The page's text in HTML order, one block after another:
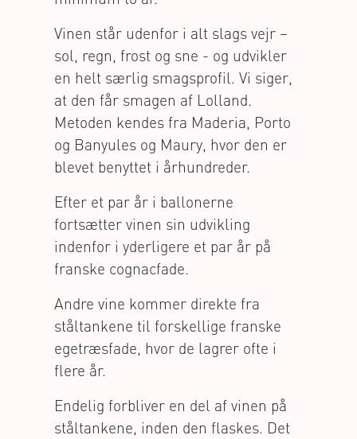
Vinen står udenfor i alt slags vejr –
sol, regn, frost og sne - og udvikler
en helt særlig smagsprofil. Vi siger,
at den får smagen af Lolland.
Metoden kendes fra Maderia, Porto
og Banyules og Maury, hvor den er
blevet benyttet i århundreder.
Efter et par år i ballonerne
fortsætter vinen sin udvikling
indenfor i yderligere et par år på
franske cognacfade.
Andre vine kommer direkte fra
ståltankene til forskellige franske
egetræsfade, hvor de lagrer ofte i
flere år.
Endelig forbliver en del af vinen på
ståltankene, inden den flaskes. Det